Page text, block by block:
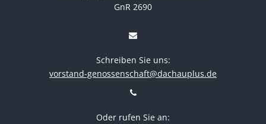
GnR 2690
Schreiben Sie uns:
vorstand-genossenschaft@dachauplus.de
Oder rufen Sie an: